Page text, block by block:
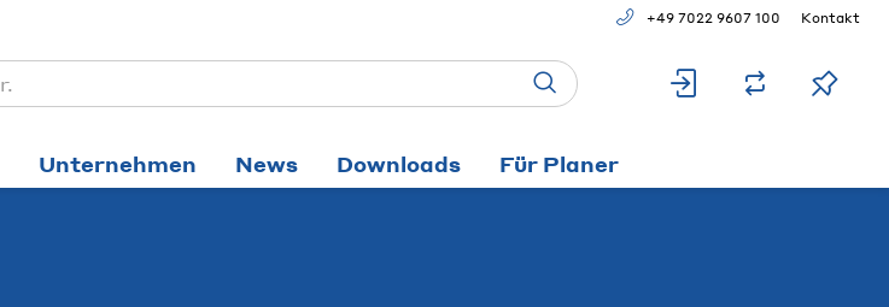
+49 7022 9607 100 Kontakt
Unternehmen News Downloads Für Planer